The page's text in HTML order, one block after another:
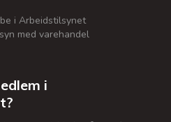
i Arbeidstilsynet
med varehandel
i